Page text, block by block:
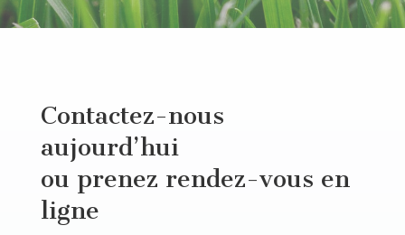
Contactez-nous
aujourd’hui
ou prenez rendez-vous en
ligne